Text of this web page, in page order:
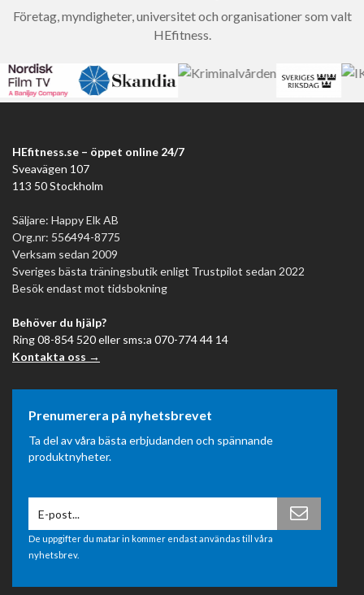
Företag, myndigheter, universitet och organisationer som valt
HEfitness.
HEfitness.se – öppet online 24/7
Sveavägen 107
113 50 Stockholm
Säljare: Happy Elk AB
Org.nr: 556494-8775
Verksam sedan 2009
Sveriges bästa träningsbutik enligt Trustpilot sedan 2022
Besök endast mot tidsbokning
Behöver du hjälp?
Ring 08-854 520 eller sms:a 070-774 44 14
Kontakta oss →
Prenumerera på nyhetsbrevet
Ta del av våra bästa erbjudanden och spännande
produktnyheter.
De uppgifter du matar in kommer endast användas till våra
nyhetsbrev.